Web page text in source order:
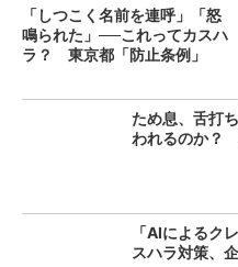
「しつこく名前を連呼」「怒
鳴られた」──これってカスハ
ラ？ 東京都「防止条例」
ため息、舌打
われるのか？
「AIによるク
スハラ対策、